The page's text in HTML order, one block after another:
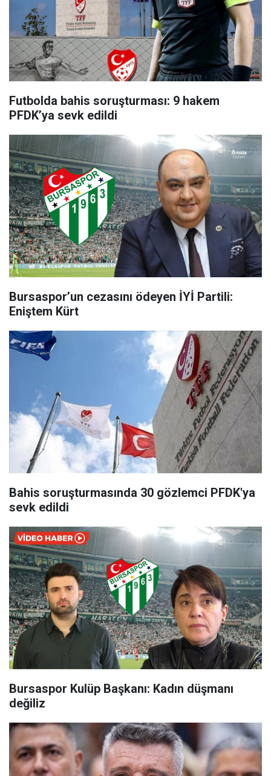
Futbolda bahis soruşturması: 9 hakem
PFDK’ya sevk edildi
Bursaspor’un cezasını ödeyen İYİ Partili:
Eniştem Kürt
Bahis soruşturmasında 30 gözlemci PFDK'ya
sevk edildi
Bursaspor Kulüp Başkanı: Kadın düşmanı
değiliz